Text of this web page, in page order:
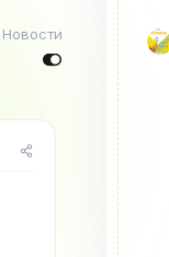
К
Новости